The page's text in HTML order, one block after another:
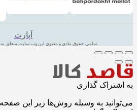
آپارت
تمامی حقوق مادی و معنوی این وب سایت متعلق به
به اشتراک گذاری
می‌توانید به وسیله روش‌ها زیر این صفحه